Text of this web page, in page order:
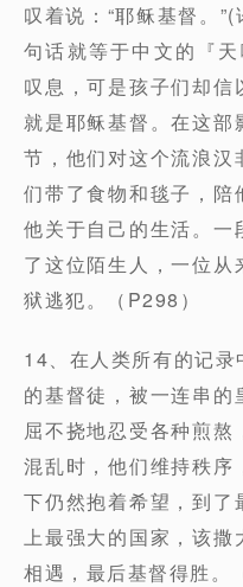
叹着说：“耶稣基督。
句话就等于中文的『
叹息，可是孩子们却信
就是耶稣基督。在这部
节，他们对这个流浪汉
们带了食物和毯子，陪
他关于自己的生活。一
了这位陌生人，一位
狱逃犯。（P298）
14、在人类所有的记
的基督徒，被一连串
屈不挠地忍受各种煎
混乱时，他们维持秩序
下仍然抱着希望，到了
上最强大的国家，该撒
相遇，最后基督得胜。